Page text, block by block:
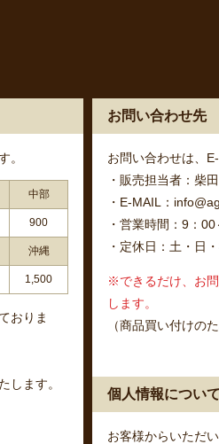
。
中部
900
沖縄
1,500
おりま
します。
お問い合わせ先
お問い合わせは、
・販売担当者：柴
・E-MAIL：
・営業時間：9：
・定休日：土・日
※できるだけ、お
します。
（商品買い付けの
個人情報について
お客様からいただ